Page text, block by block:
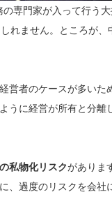
の専門家が入って行う
れません。ところが
営者のケースが多いた
うに経営が所有と分離
私物化リスクがありま
、過度のリスクを会社